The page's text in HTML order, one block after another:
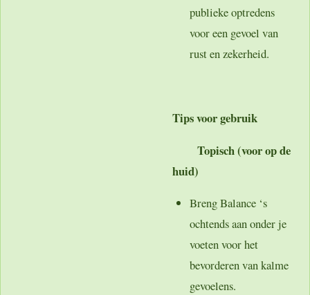
publieke optredens
voor een gevoel van
rust en zekerheid.
Tips voor gebruik
Topisch (voor op de
huid)
Breng Balance ‘s
ochtends aan onder je
voeten voor het
bevorderen van kalme
gevoelens.